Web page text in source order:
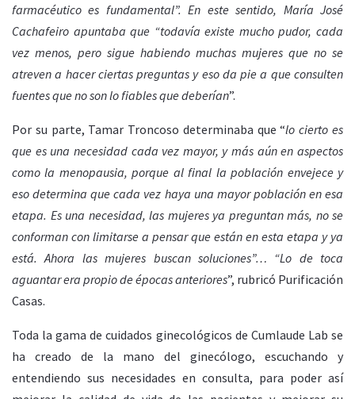
farmacéutico es fundamental”. En este sentido, María José
Cachafeiro apuntabaque “todavía existe mucho pudor, cada
vez menos, pero sigue habiendo muchas mujeres que no se
atreven a hacer ciertas preguntas y eso da pie a que consulten
fuentes que no son lo fiables que deberían”.
Por su parte, Tamar Troncoso determinaba que “lo cierto es
que es una necesidad cada vez mayor, y más aún en aspectos
como la menopausia, porque al final la población envejece y
eso determina que cada vez haya una mayor población en esa
etapa. Es una necesidad, las mujeres ya preguntan más, no se
conforman con limitarse a pensar que están en esta etapa y ya
está. Ahora las mujeres buscan soluciones”… “Lo de toca
aguantar era propio de épocas anteriores”, rubricó Purificación
Casas.
Toda la gama de cuidados ginecológicos de Cumlaude Lab se
ha creado de la mano del ginecólogo, escuchando y
entendiendo sus necesidades en consulta, para poder así